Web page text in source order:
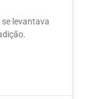
levantava